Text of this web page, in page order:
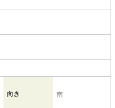
向き 南